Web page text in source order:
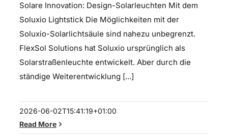
Solare Innovation: Design-Solarleuchten Mit dem
Soluxio Lightstick Die Möglichkeiten mit der
Soluxio-Solarlichtsäule sind nahezu unbegrenzt.
FlexSol Solutions hat Soluxio ursprünglich als
Solarstraßenleuchte entwickelt. Aber durch die
ständige Weiterentwicklung [...]
2026-06-02T15:41:19+01:00
Read More